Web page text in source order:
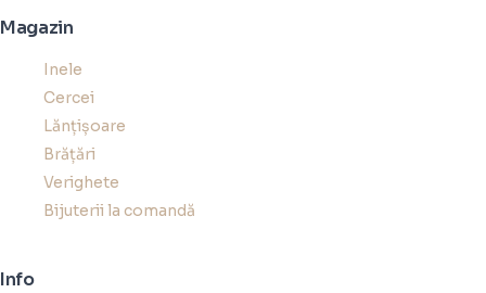
Magazin
Inele
Cercei
Lănțișoare
Brățări
Verighete
Bijuterii la comandă
Info